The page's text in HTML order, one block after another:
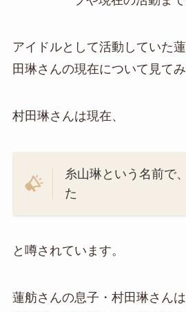
アイドルとして活動していた
田琳さんの現在について見てみ
村田琳さんは現在、
糸山琳という名前で
た
と噂されています。
蓮舫さんの息子・村田琳さん